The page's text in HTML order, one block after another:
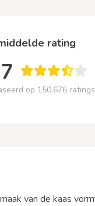
rating
op 150.676 ratings
van de kaas